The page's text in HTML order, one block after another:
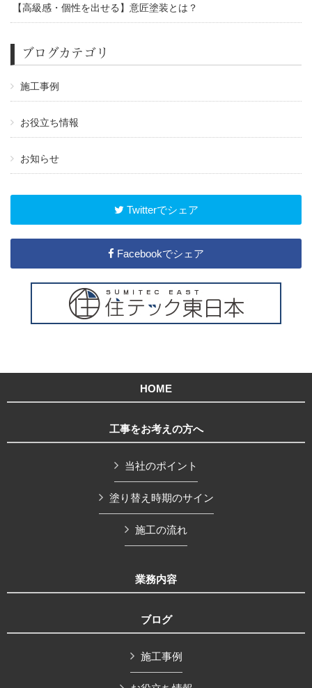
【高級感・個性を出せる】意匠塗装とは？
ブログカテゴリ
施工事例
お役立ち情報
お知らせ
Twitterでシェア
Facebookでシェア
HOME
工事をお考えの方へ
当社のポイント
塗り替え時期のサイン
施工の流れ
業務内容
ブログ
施工事例